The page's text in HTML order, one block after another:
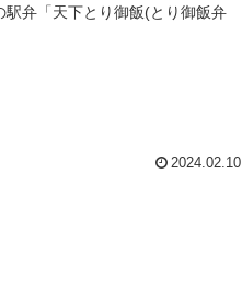
弁「天下とり御飯(とり御飯弁
2024.02.10